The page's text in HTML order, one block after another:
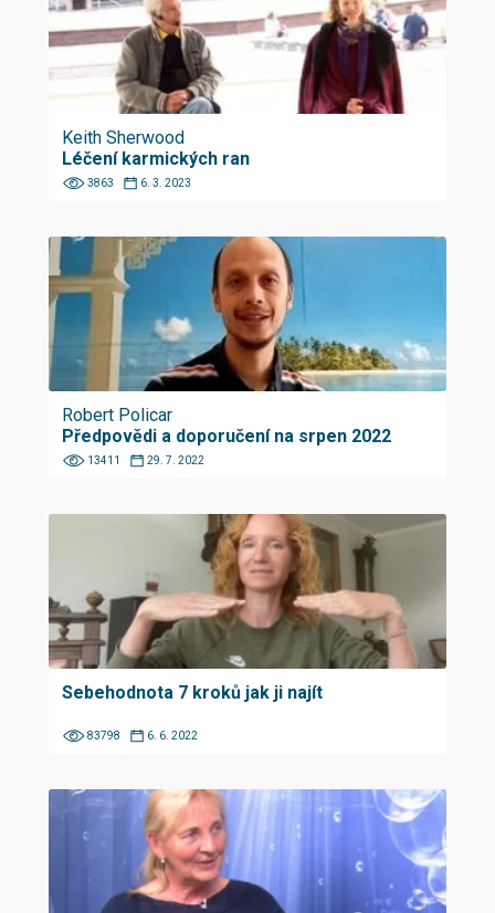
Keith Sherwood
Léčení karmických ran
3863 6. 3. 2023
Robert Policar
Předpovědi a doporučení na srpen 2022
13411 29. 7. 2022
Sebehodnota 7 kroků jak ji najít
83798 6. 6. 2022